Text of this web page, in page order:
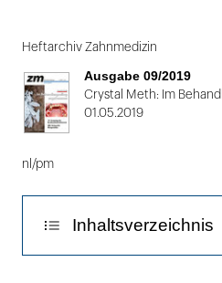
1
von
3
Heftarchiv Zahnmedizin
Ausgabe 09/2019
Crystal Meth: Im
01.05.2019
nl/pm
Inhaltsverzeichnis